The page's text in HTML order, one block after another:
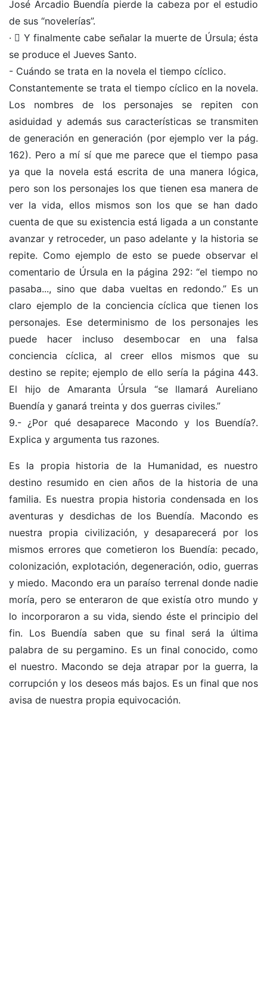
José Arcadio Buendía pierde la cabeza por el estudio
de sus “novelerías”.
·  Y finalmente cabe señalar la muerte de Úrsula; ésta
se produce el Jueves Santo.
- Cuándo se trata en la novela el tiempo cíclico.
Constantemente se trata el tiempo cíclico en la novela.
Los nombres de los personajes se repiten con
asiduidad y además sus características se transmiten
de generación en generación (por ejemplo ver la pág.
162). Pero a mí sí que me parece que el tiempo pasa
ya que la novela está escrita de una manera lógica,
pero son los personajes los que tienen esa manera de
ver la vida, ellos mismos son los que se han dado
cuenta de que su existencia está ligada a un constante
avanzar y retroceder, un paso adelante y la historia se
repite. Como ejemplo de esto se puede observar el
comentario de Úrsula en la página 292: “el tiempo no
pasaba..., sino que daba vueltas en redondo.” Es un
claro ejemplo de la conciencia cíclica que tienen los
personajes. Ese determinismo de los personajes les
puede hacer incluso desembocar en una falsa
conciencia cíclica, al creer ellos mismos que su
destino se repite; ejemplo de ello sería la página 443.
El hijo de Amaranta Úrsula “se llamará Aureliano
Buendía y ganará treinta y dos guerras civiles.”
9.- ¿Por qué desaparece Macondo y los Buendía?.
Explica y argumenta tus razones.
Es la propia historia de la Humanidad, es nuestro
destino resumido en cien años de la historia de una
familia. Es nuestra propia historia condensada en los
aventuras y desdichas de los Buendía. Macondo es
nuestra propia civilización, y desaparecerá por los
mismos errores que cometieron los Buendía: pecado,
colonización, explotación, degeneración, odio, guerras
y miedo. Macondo era un paraíso terrenal donde nadie
moría, pero se enteraron de que existía otro mundo y
lo incorporaron a su vida, siendo éste el principio del
fin. Los Buendía saben que su final será la última
palabra de su pergamino. Es un final conocido, como
el nuestro. Macondo se deja atrapar por la guerra, la
corrupción y los deseos más bajos. Es un final que nos
avisa de nuestra propia equivocación.